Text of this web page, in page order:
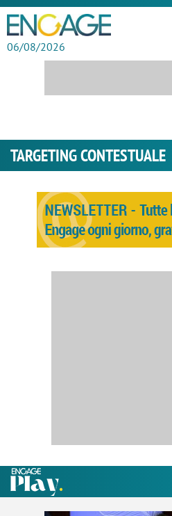
06/08/2026
TARGETING CONTESTUALE